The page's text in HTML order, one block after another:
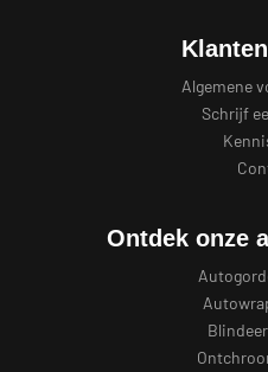
Algemene
Schrijf
Ontdek onze